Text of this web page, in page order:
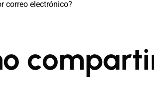
correo electrónico?